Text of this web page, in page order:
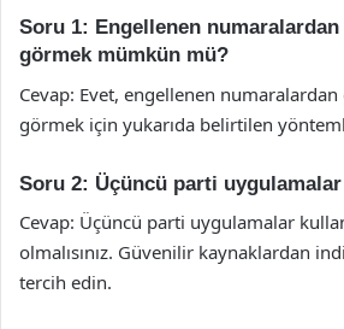
Soru 1: Engellenen numaralardan
görmek mümkün mü?
Cevap: Evet, engellenen numaralardan
görmek için yukarıda belirtilen
Soru 2: Üçüncü parti
Cevap: Üçüncü parti uygulamalar
olmalısınız. Güvenilir kaynaklardan
tercih edin.